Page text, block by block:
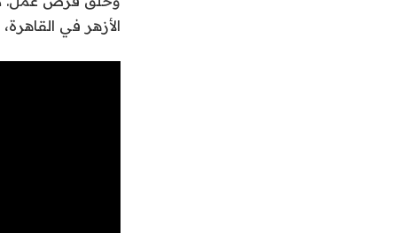
الأزهر في